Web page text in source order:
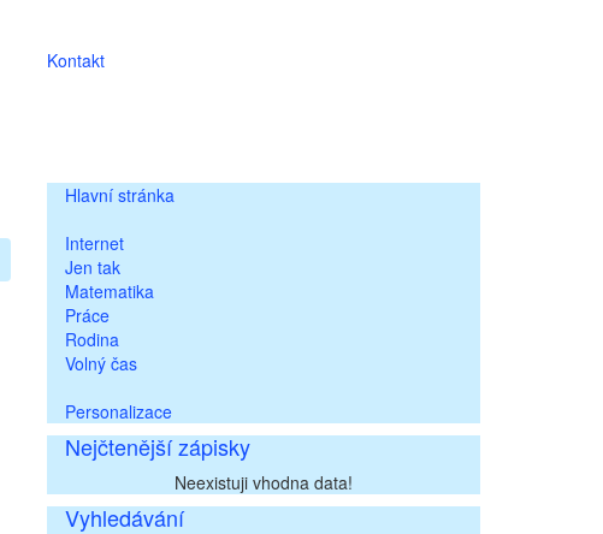
Kontakt
Hlavní stránka
Internet
Jen tak
Matematika
Práce
Rodina
Volný čas
Personalizace
Nejčtenější zápisky
Neexistuji vhodna data!
Vyhledávání